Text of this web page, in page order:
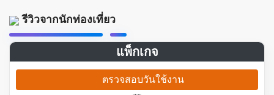
รีวิวจากนักท่องเที่ยว
แพ็กเกจ
ตรวจสอบวันใช้งาน